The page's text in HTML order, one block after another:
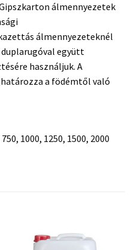
álmennyezetek
álmennyezeteknél
együtt
használjuk. A
a födémtől való
1000, 1250, 1500, 2000